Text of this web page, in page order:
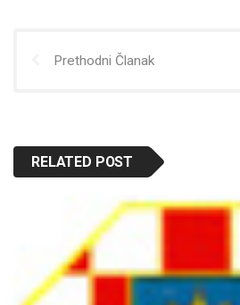
Prethodni Članak
RELATED POST